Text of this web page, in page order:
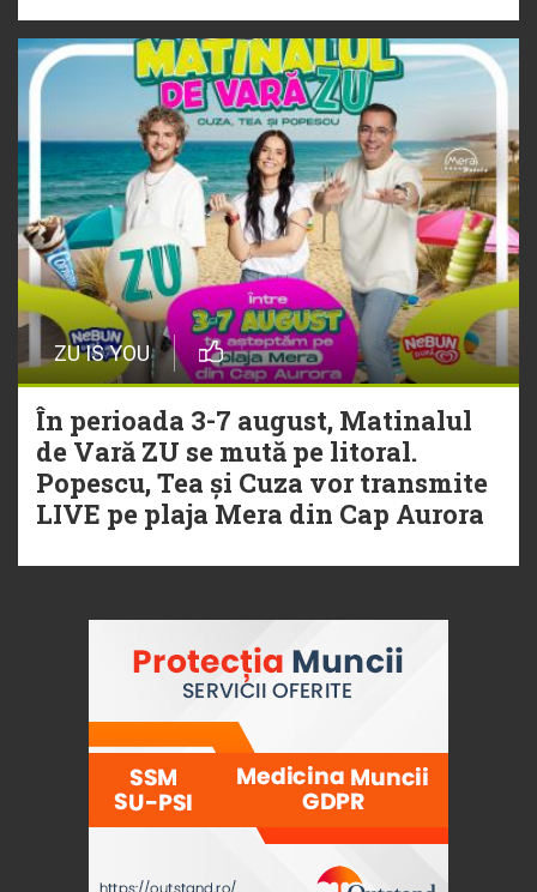
ZU IS YOU
În perioada 3-7 august, Matinalul
de Vară ZU se mută pe litoral.
Popescu, Tea și Cuza vor transmite
LIVE pe plaja Mera din Cap Aurora